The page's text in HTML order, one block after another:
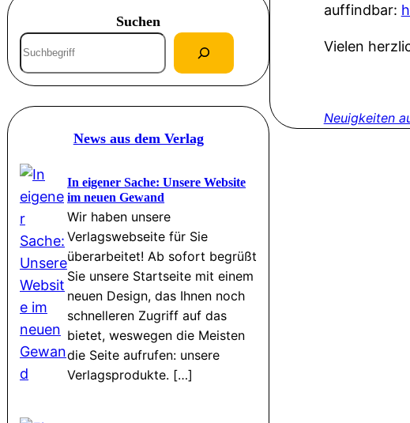
Suchen
S
u
c
h
News aus dem Verlag
In eigener Sache: Unsere Website
im neuen Gewand
Wir haben unsere
Verlagswebseite für Sie
überarbeitet! Ab sofort begrüßt
Sie unsere Startseite mit einem
neuen Design, das Ihnen noch
schnelleren Zugriff auf das
bietet, weswegen die Meisten
die Seite aufrufen: unsere
Verlagsprodukte. […]
auffindbar:
Vielen
Neuigkeiten